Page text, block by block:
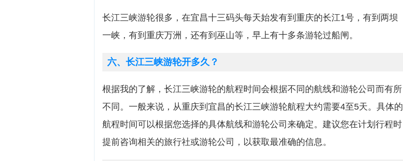
长江三峡游轮很多，在宜昌十三码头每天始发有到重庆的长江1号，有到两坝
一峡，有到重庆万洲，还有到巫山等，早上有十多条游轮过船闸。
六、长江三峡游轮开多久？
根据我的了解，长江三峡游轮的航程时间会根据不同的航线和游轮公司而有所
不同。一般来说，从重庆到宜昌的长江三峡游轮航程大约需要4至5天。具体的
航程时间可以根据您选择的具体航线和游轮公司来确定。建议您在计划行程时
提前咨询相关的旅行社或游轮公司，以获取最准确的信息。